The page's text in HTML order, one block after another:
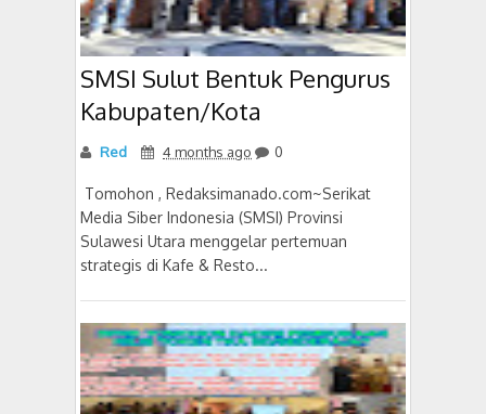
SMSI Sulut Bentuk Pengurus
Kabupaten/Kota
Red 4 months ago 0
‎ Tomohon , Redaksimanado.com~Serikat
Media Siber Indonesia (SMSI) Provinsi
Sulawesi Utara menggelar pertemuan
strategis di Kafe & Resto...